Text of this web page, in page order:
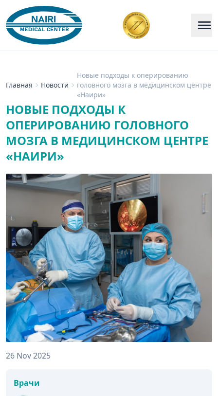
Главная Новости
Новые подходы к оперированию
головного мозга в медицинском центре
«Наири»
НОВЫЕ ПОДХОДЫ К
ОПЕРИРОВАНИЮ ГОЛОВНОГО
МОЗГА В МЕДИЦИНСКОМ ЦЕНТРЕ
«НАИРИ»
26 Nov 2025
Врачи